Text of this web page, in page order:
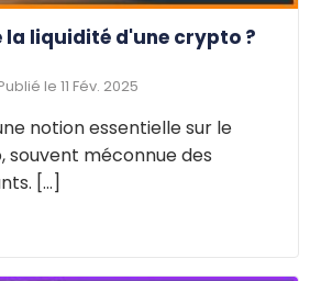
la liquidité d'une crypto ?
le 11 Fév. 2025
notion essentielle sur le
méconnue des
[...]